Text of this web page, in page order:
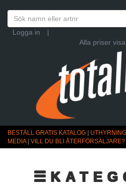
Logga in
|
Alla priser
BESTÄLL GRATIS KATALOG UTHYRNING
MEDIA| VILL DU BLI ÅTERFÖRSÄLJARE?